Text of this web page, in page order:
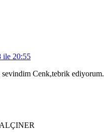
ile 20:55
sevindim Cenk,tebrik ediyorum.